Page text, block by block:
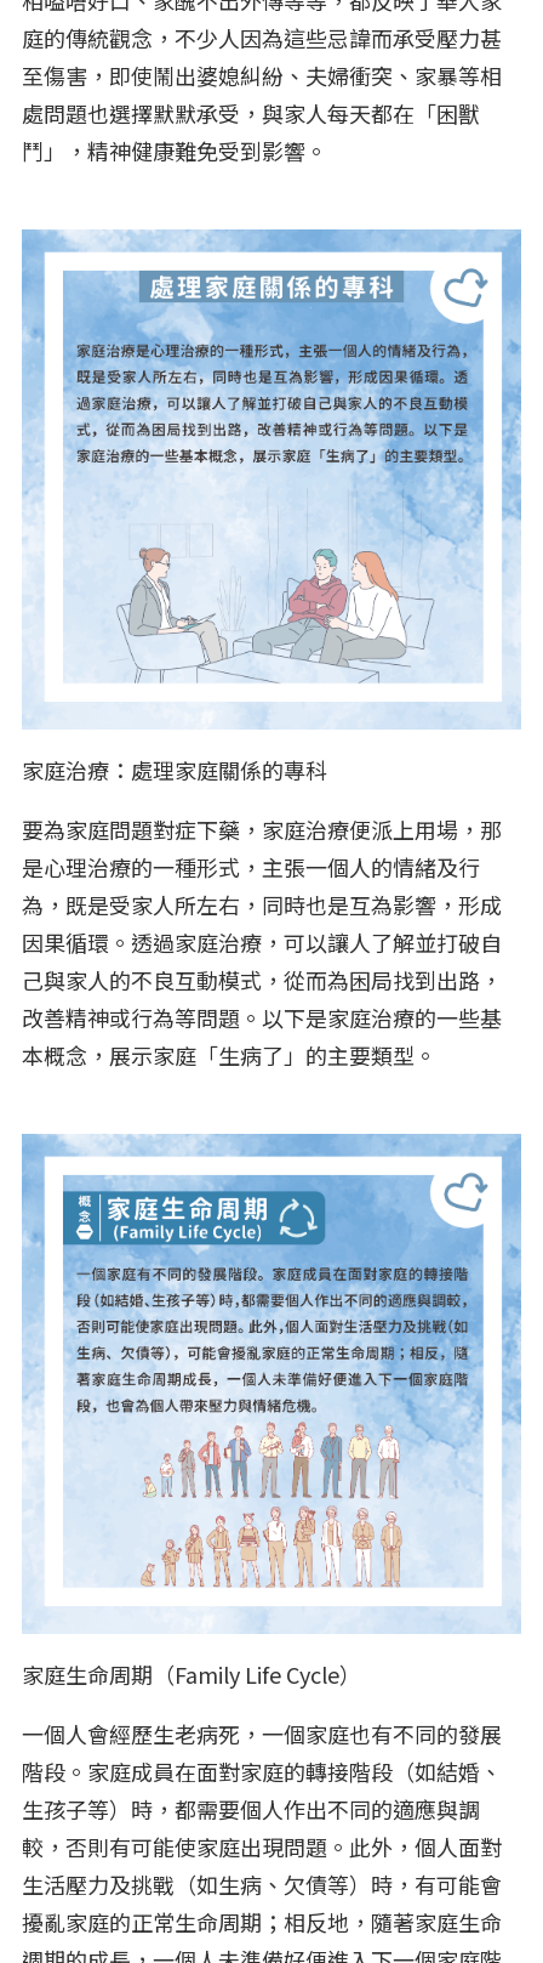
庭的傳統觀念，不少人因為這些忌諱而承受壓力甚
至傷害，即使鬧出婆媳糾紛、夫婦衝突、家暴等相
處問題也選擇默默承受，與家人每天都在「困獸
鬥」，精神健康難免受到影響。
家庭治療：處理家庭關係的專科
要為家庭問題對症下藥，家庭治療便派上用場，那
是心理治療的一種形式，主張一個人的情緒及行
為，既是受家人所左右，同時也是互為影響，形成
因果循環。透過家庭治療，可以讓人了解並打破自
己與家人的不良互動模式，從而為困局找到出路，
改善精神或行為等問題。以下是家庭治療的一些基
本概念，展示家庭「生病了」的主要類型。
家庭生命周期（Family Life Cycle）
一個人會經歷生老病死，一個家庭也有不同的發展
階段。家庭成員在面對家庭的轉接階段（如結婚、
生孩子等）時，都需要個人作出不同的適應與調
較，否則有可能使家庭出現問題。此外，個人面對
生活壓力及挑戰（如生病、欠債等）時，有可能會
擾亂家庭的正常生命周期；相反地，隨著家庭生命